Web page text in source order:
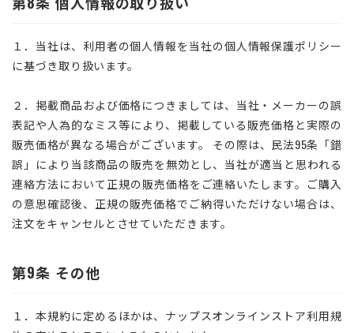
１．当社は、利用者の個人情報を当社の個人情報保護ポリシー
に基づき取り扱います。
２．掲載商品および価格につきましては、当社・メーカーの誤
表記や人為的なミス等により、掲載している販売価格と実際の
販売価格が異なる場合がございます。 その際は、民法95条「錯
誤」により当該商品の販売を無効とし、当社が適当と思われる
連絡方法において正規の販売価格をご連絡いたします。ご購入
の意思確認後、正規の販売価格でご納得いただけない場合は、
注文をキャンセルとさせていただきます。
第9条 その他
１．本規約に定めるほかは、ナップスオンラインストア利用規